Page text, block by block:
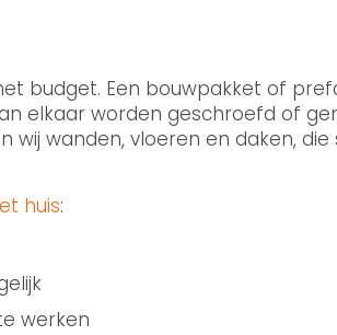
budget. Een bouwpakket of
elkaar worden geschroefd of
wanden, vloeren en daken,
huis:
werken